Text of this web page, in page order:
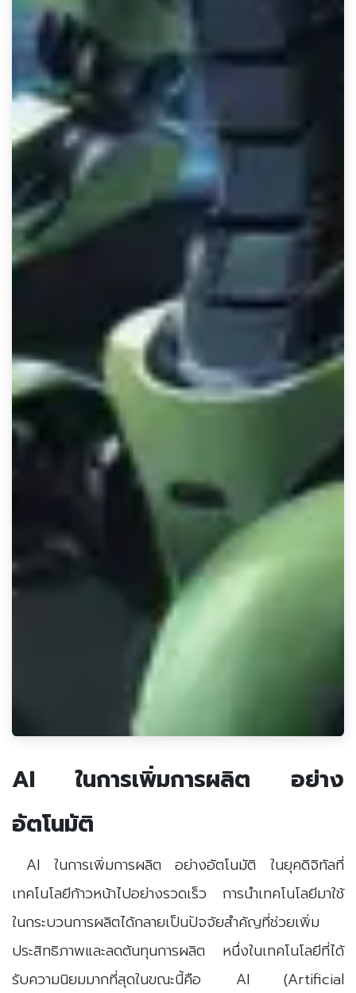
AI ในการเพิ่มการผลิต อย่าง
อัตโนมัติ
AI ในการเพิ่มการผลิต อย่างอัตโนมัติ ในยุคดิจิทัลที่
เทคโนโลยีก้าวหน้าไปอย่างรวดเร็ว การนำเทคโนโลยีมาใช้
ในกระบวนการผลิตได้กลายเป็นปัจจัยสำคัญที่ช่วยเพิ่ม
ประสิทธิภาพและลดต้นทุนการผลิต หนึ่งในเทคโนโลยีที่ได้
รับความนิยมมากที่สุดในขณะนี้คือ AI (Artificial